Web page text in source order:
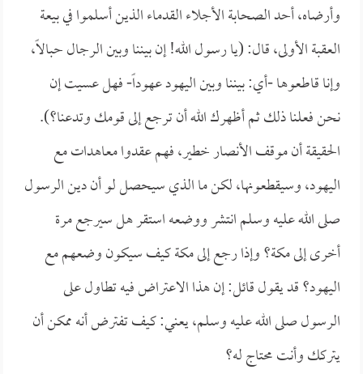
وأرضاه، أحد الصحابة الأجلاء القدماء الذين أسلموا في بيعة
العقبة الأولى، قال: (يا رسول الله! إن بيننا وبين الرجال حبالاً،
وإنا قاطعوها -أي: بيننا وبين اليهود عهوداً- فهل عسيت إن
نحن فعلنا ذلك ثم أظهرك الله أن ترجع إلى قومك وتدعنا؟).
الحقيقة أن موقف الأنصار خطير، فهم عقدوا معاهدات مع
اليهود، وسيقطعونها، لكن ما الذي سيحصل لو أن دين الرسول
صلى الله عليه وسلم انتشر ووضعه استقر هل سيرجع مرة
أخرى إلى مكة؟ وإذا رجع إلى مكة كيف سيكون وضعهم مع
اليهود؟ قد يقول قائل: إن هذا الاعتراض فيه تطاول على
الرسول صلى الله عليه وسلم، يعني: كيف تفترض أنه ممكن أن
يتركك وأنت محتاج له؟